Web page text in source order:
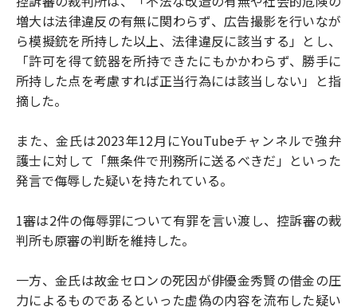
増大は法律違反の有無に関わらず、広告撮影を行いなが
ら模擬銃を所持した以上、法律違反に該当する」とし、
「許可を得て銃器を所持できたにもかかわらず、勝手に
所持した点を考慮すれば正当行為には該当しない」と指
摘した。
また、金氏は2023年12月にYouTubeチャンネルで強弁
護士に対して「無条件で刑務所に送るべきだ」といった
発言で侮辱した疑いを持たれている。
1審は2件の侮辱罪について有罪を言い渡し、控訴審の裁
判所も原審の判断を維持した。
一方、金氏は故金セロンの死因が俳優金秀賢の借金の圧
力によるものであるといった虚偽の内容を流布した疑い